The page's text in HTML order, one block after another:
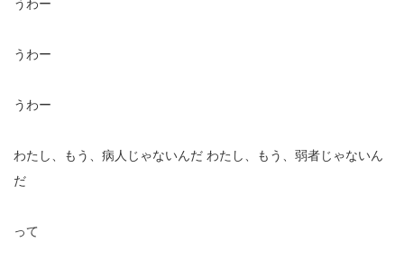
うわー
うわー
うわー
わたし、もう、病人じゃないんだ わたし、もう、弱者じゃないん
だ
って